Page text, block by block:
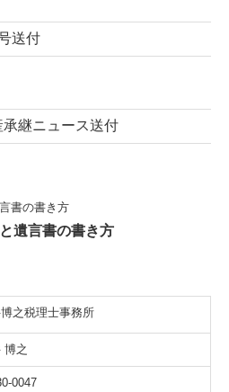
送付
継ニュース送付
遺言書の書き方
之税理士事務所
博之
0047